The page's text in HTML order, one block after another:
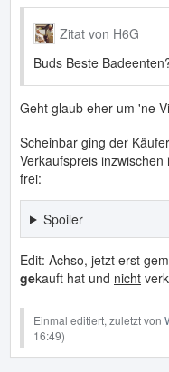
Zitat von H6G
Buds Beste
Geht glaub eher um 'ne
Scheinbar ging der
Verkaufspreis
frei:
Spoiler
Edit: Achso, jetzt erst
gekauft hat und nicht
Einmal editiert, zuletzt von
16:49)